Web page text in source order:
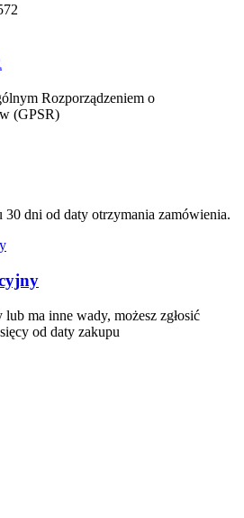
Rozporządzeniem o
(GPSR)
dni od daty otrzymania zamówienia.
ma inne wady, możesz zgłosić
od daty zakupu